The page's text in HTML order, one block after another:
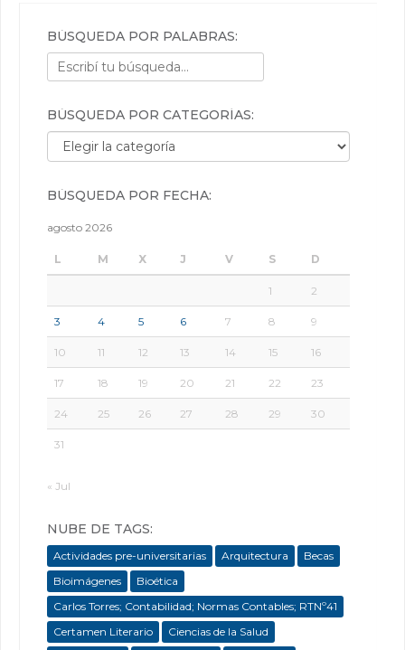
BÚSQUEDA POR PALABRAS:
BÚSQUEDA POR CATEGORÍAS:
Búsqueda por categorías:
BÚSQUEDA POR FECHA:
agosto 2026
L M X J V S D
1 2
3 4 5 6 7 8 9
10 11 12 13 14 15 16
17 18 19 20 21 22 23
24 25 26 27 28 29 30
31
« Jul
NUBE DE TAGS:
Actividades pre-universitarias Arquitectura
Becas
Bioimágenes
Bioética
Carlos Torres; Contabilidad; Normas Contables; RTNº41
Certamen Literario
Ciencias de la Salud